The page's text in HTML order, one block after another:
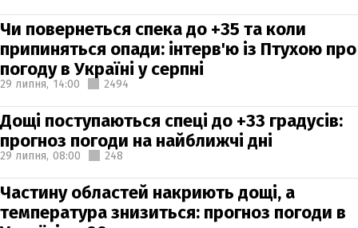
Чи повернеться спека до +35 та коли
припиняться опади: інтерв'ю із Птухою про
погоду в Україні у серпні
29 липня, 14:00 2494
Дощі поступаються спеці до +33 градусів:
прогноз погоди на найближчі дні
29 липня, 08:00 248
Частину областей накриють дощі, а
температура знизиться: прогноз погоди в